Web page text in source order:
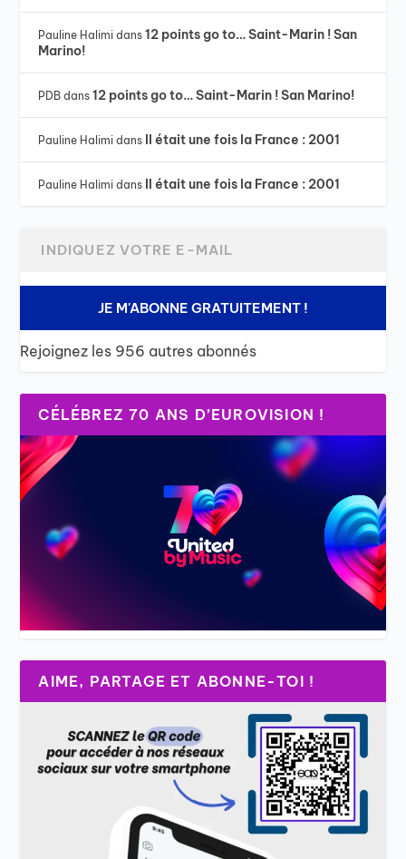
Pauline Halimi dans12 points go to… Saint-Marin ! San
Marino!
PDB dans12 points go to… Saint-Marin ! San Marino!
Pauline Halimi dans Il était une fois la France : 2001
Pauline Halimi dans Il était une fois la France : 2001
JE M'ABONNE GRATUITEMENT !
Rejoignez les 956 autres abonnés
CÉLÉBREZ 70 ANS D’EUROVISION !
AIME, PARTAGE ET ABONNE-TOI !